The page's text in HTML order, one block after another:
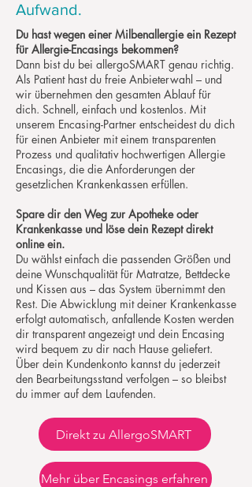
Aufwand.
Du hast wegen einer Milbenallergie ein Rezept
für Allergie-Encasings bekommen?
Dann bist du bei allergoSMART genau richtig.
Als Patient hast du freie Anbieterwahl – und
wir übernehmen den gesamten Ablauf für
dich. Schnell, einfach und kostenlos. Mit
unserem Encasing-Partner entscheidest du dich
für einen Anbieter mit einem transparenten
Prozess und qualitativ hochwertigen Allergie
Encasings, die die Anforderungen der
gesetzlichen Krankenkassen erfüllen.
Spare dir den Weg zur Apotheke oder
Krankenkasse und löse dein Rezept direkt
online ein.
Du wählst einfach die passenden Größen und
deine Wunschqualität für Matratze, Bettdecke
und Kissen aus – das System übernimmt den
Rest. Die Abwicklung mit deiner Krankenkasse
erfolgt automatisch, anfallende Kosten werden
dir transparent angezeigt und dein Encasing
wird bequem zu dir nach Hause geliefert.
Über dein Kundenkonto kannst du jederzeit
den Bearbeitungsstand verfolgen – so bleibst
du immer auf dem Laufenden.
Direkt zu AllergoSMART
Mehr über Encasings erfahren